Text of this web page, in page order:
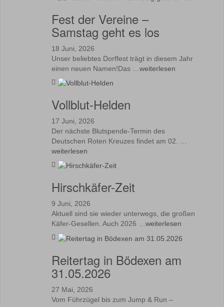
Fest der Vereine –
Samstag geht es los
18 Juni, 2026
Unser beliebtes Dorffest trägt in diesem Jahr
einen neuen Namen!Das … weiterlesen
Vollblut-Helden
17 Juni, 2026
Der nächste Blutspende-Termin des
Deutschen Roten Kreuzes findet am 02. …
weiterlesen
Hirschkäfer-Zeit
9 Juni, 2026
Aktuell sind sie wieder unterwegs, die großen
Käfer-Gesellen. Auch 2026 …weiterlesen
Reitertag in Bödexen am
31.05.2026
27 Mai, 2026
Vom Führzügel bis zum Jump & Run –